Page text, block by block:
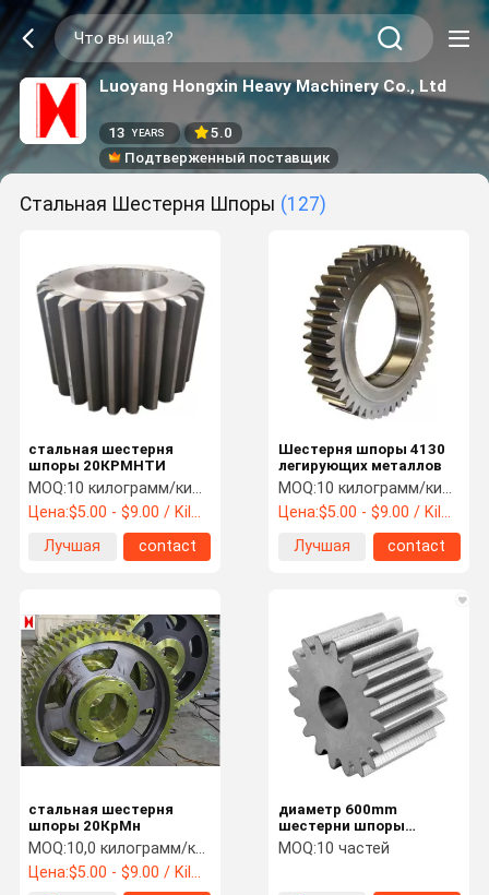
Luoyang Hongxin Heavy Machinery Co., Ltd
13 YEARS
5.0
Подтверженный поставщик
Стальная Шестерня Шпоры (127)
стальная шестерня
шпоры 20КРМНТИ
MOQ:10 килограмм/килограммов
Цена:$5.00 - $9.00 / Kilogram
Лучшая
contact
Шестерня шпоры 4130
легирующих металлов
MOQ:10 килограмм/килограммов
Цена:$5.00 - $9.00 / Kilogram
Лучшая
contact
стальная шестерня
шпоры 20КрМн
MOQ:10,0 килограмм/килограмма
Цена:$5.00 - $9.00 / Kilogram
диаметр 600mm
шестерни шпоры
вковки 40CrMn для цеха
заточки шарика
MOQ:10 частей